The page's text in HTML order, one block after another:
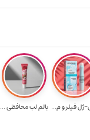
ژل فیلر و م... بالم لب محافظی ...